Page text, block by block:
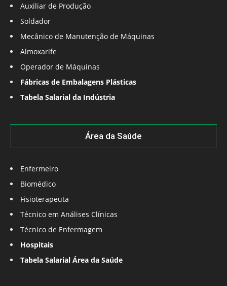
Auxiliar de Produção
Soldador
Mecânico de Manutenção de Máquinas
Almoxarife
Operador de Máquinas
Fábricas de Embalagens Plásticas
Tabela Salarial da Indústria
Área da Saúde
Enfermeiro
Biomédico
Fisioterapeuta
Técnico em Análises Clínicas
Técnico de Enfermagem
Hospitais
Tabela Salarial Área da Saúde